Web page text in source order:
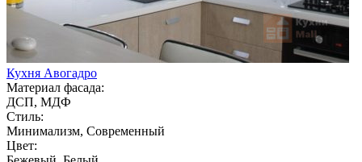
Кухня Авогадро
Материал фасада:
ДСП, МДФ
Стиль:
Минимализм, Современный
Цвет: